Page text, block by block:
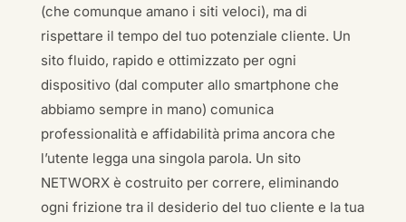
(che comunque amano i siti veloci), ma di
rispettare il tempo del tuo potenziale cliente. Un
sito fluido, rapido e ottimizzato per ogni
dispositivo (dal computer allo smartphone che
abbiamo sempre in mano) comunica
professionalità e affidabilità prima ancora che
l’utente legga una singola parola. Un sito
NETWORX è costruito per correre, eliminando
ogni frizione tra il desiderio del tuo cliente e la tua